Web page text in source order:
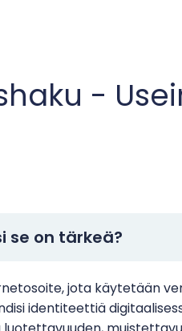
-
se on tärkeä?
jota käytetään
identiteettiä